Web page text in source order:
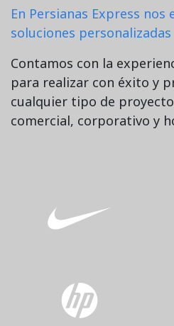
En Persianas Express
soluciones
Contamos con la
para realizar con éxito y
cualquier tipo de
comercial, corporativo y